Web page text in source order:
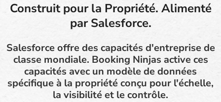
Construit pour la Propriété. Alimenté
par Salesforce.
Salesforce offre des capacités d'entreprise de
classe mondiale. Booking Ninjas active ces
capacités avec un modèle de données
spécifique à la propriété conçu pour l'échelle,
la visibilité et le contrôle.